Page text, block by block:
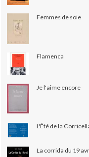
Femmes de soie
Flamenca
Je l'aime encore
L'Été de la
La corrida du 19